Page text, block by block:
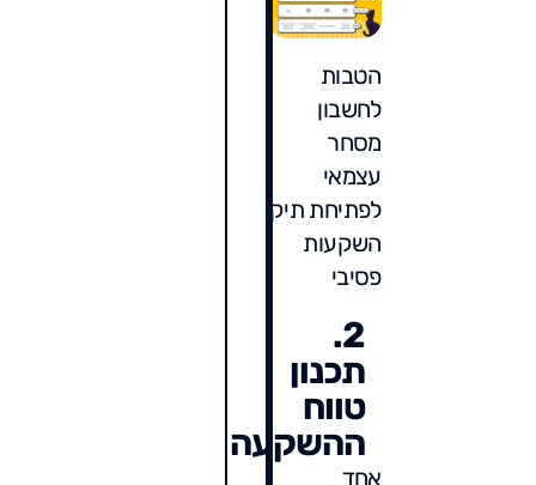
הטבות
לחשבון
מסחר
עצמאי
לפתיחת תיק
השקעות
פסיבי
2.
תכנון
טווח
ההשקעה
אחד